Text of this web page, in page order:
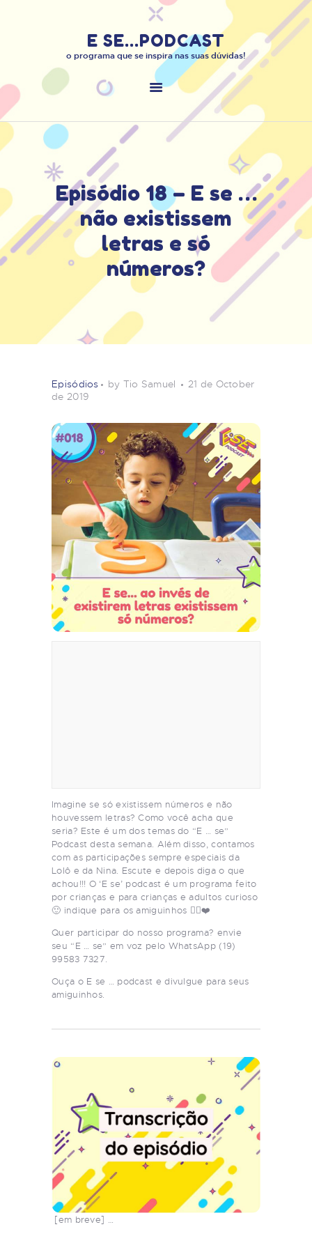
E SE...PODCAST
o programa que se inspira nas suas dúvidas!
Episódio 18 – E se …
não existissem
letras e só
números?
E SE...PODCAST
o programa que se inspira nas suas dúvidas!
INÍCIO
SOBRE O PODCAST
MANDE O SEU “E …
ENTRE EM
CONTATO:
Episódios by Tio Samuel
21 de October
de 2019
Imagine se só existissem números e não
houvessem letras? Como você acha que
seria? Este é um dos temas do “E … se”
Podcast desta semana. Além disso, contamos
com as participações sempre especiais da
Lolô e da Nina. Escute e depois diga o que
achou!!! O ‘E se’ podcast é um programa feito
por crianças e para crianças e adultos curioso
🙂 indique para os amiguinhos 👍🏻❤️
Quer participar do nosso programa? envie
seu “E … se” em voz pelo WhatsApp (19)
99583 7327.
Ouça o E se … podcast e divulgue para seus
amiguinhos.
[em breve] …